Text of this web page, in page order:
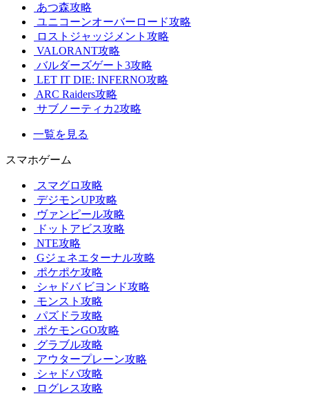
あつ森攻略
ユニコーンオーバーロード攻略
ロストジャッジメント攻略
VALORANT攻略
バルダーズゲート3攻略
LET IT DIE: INFERNO攻略
ARC Raiders攻略
サブノーティカ2攻略
一覧を見る
スマホゲーム
スマグロ攻略
デジモンUP攻略
ヴァンピール攻略
ドットアビス攻略
NTE攻略
Gジェネエターナル攻略
ポケポケ攻略
シャドバ ビヨンド攻略
モンスト攻略
パズドラ攻略
ポケモンGO攻略
グラブル攻略
アウタープレーン攻略
シャドバ攻略
ログレス攻略